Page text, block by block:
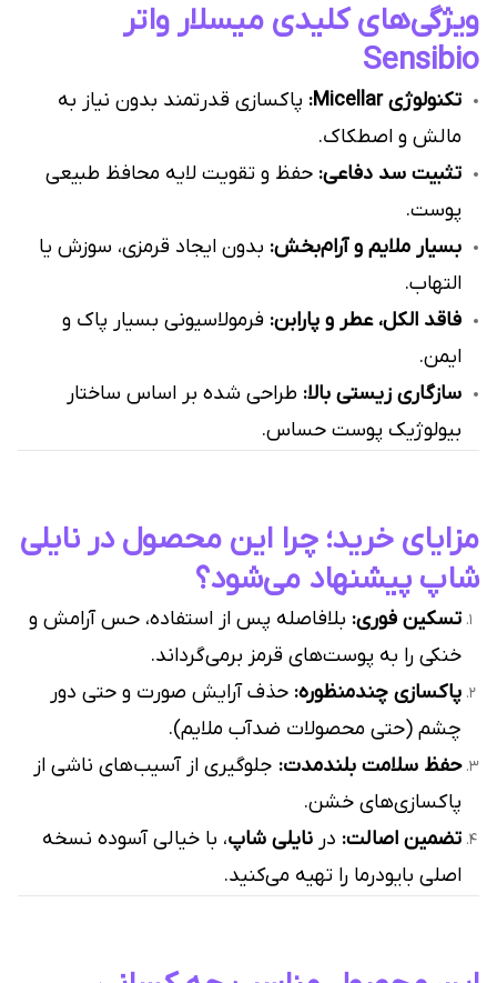
ویژگی‌های کلیدی میسلار واتر
Sensibio
تکنولوژی Micellar:
پاکسازی قدرتمند بدون نیاز به
مالش و اصطکاک.
تثبیت سد دفاعی: حفظ و تقویت لایه محافظ طبیعی
پوست.
بسیار ملایم و آرام‌بخش: بدون ایجاد قرمزی، سوزش یا
التهاب.
فاقد الکل، عطر و پارابن: فرمولاسیونی بسیار پاک و
ایمن.
سازگاری زیستی بالا: طراحی شده بر اساس ساختار
بیولوژیک پوست حساس.
مزایای خرید؛ چرا این محصول در نایلی
شاپ پیشنهاد می‌شود؟
تسکین فوری: بلافاصله پس از استفاده، حس آرامش و
خنکی را به پوست‌های قرمز برمی‌گرداند.
پاکسازی چندمنظوره: حذف آرایش صورت و حتی دور
چشم (حتی محصولات ضدآب ملایم).
حفظ سلامت بلندمدت: جلوگیری از آسیب‌های ناشی از
پاکسازی‌های خشن.
تضمین اصالت: در نایلی شاپ، با خیالی آسوده نسخه
اصلی بایودرما را تهیه می‌کنید.